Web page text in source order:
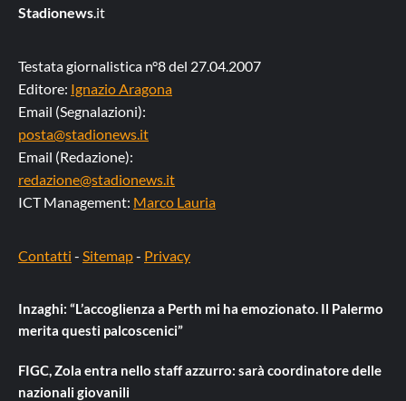
Stadionews .it
Testata giornalistica n°8 del 27.04.2007
Editore: Ignazio Aragona
Email (Segnalazioni):
posta@stadionews.it
Email (Redazione):
redazione@stadionews.it
ICT Management: Marco Lauria
Contatti - Sitemap- Privacy
Inzaghi: “L’accoglienza a Perth mi ha emozionato. Il Palermo
merita questi palcoscenici”
FIGC, Zola entra nello staff azzurro: sarà coordinatore delle
nazionali giovanili